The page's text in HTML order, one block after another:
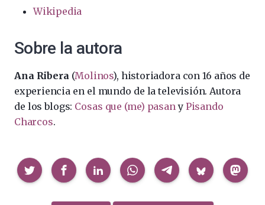
Wikipedia
Sobre la autora
Ana Ribera(Molinos), historiadora con 16 años de
experiencia en el mundo de la televisión. Autora
de los blogs: Cosas que (me) pasany Pisando
Charcos.
Compartir